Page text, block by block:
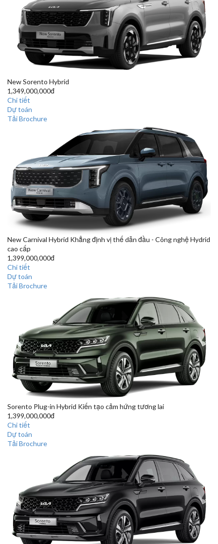
New Sorento Hybrid
1,349,000,000đ
Chi tiết
Dự toán
Tải Brochure
New Carnival Hybrid Khẳng định vị thế dẫn đầu - Công nghệ Hydrid
cao cấp
1,399,000,000đ
Chi tiết
Dự toán
Tải Brochure
Sorento Plug-in Hybrid Kiến tạo cảm hứng tương lai
1,399,000,000đ
Chi tiết
Dự toán
Tải Brochure